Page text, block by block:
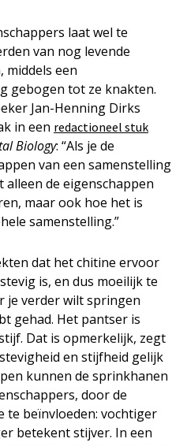
laat wel te
van nog levende
een
gebogen tot ze knakten.
Jan-Henning Dirks
in een redactioneel stuk
Biology: “Als je de
van een samenstelling
de eigenschappen
maar ook hoe het is
samenstelling.”
dat het chitine ervoor
is, en dus moeilijk te
je verder wilt springen
gehad. Het pantser is
Dat is opmerkelijk, zegt
en stijfheid gelijk
kunnen de sprinkhanen
door de
te beïnvloeden: vochtiger
betekent stijver. In een